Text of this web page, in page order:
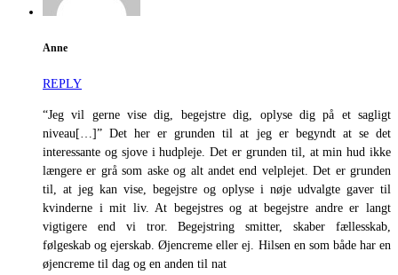
Anne
REPLY
“Jeg vil gerne vise dig, begejstre dig, oplyse dig på et sagligt
niveau[…]” Det her er grunden til at jeg er begyndt at se det
interessante og sjove i hudpleje. Det er grunden til, at min hud ikke
længere er grå som aske og alt andet end velplejet. Det er grunden
til, at jeg kan vise, begejstre og oplyse i nøje udvalgte gaver til
kvinderne i mit liv. At begejstres og at begejstre andre er langt
vigtigere end vi tror. Begejstring smitter, skaber fællesskab,
følgeskab og ejerskab. Øjencreme eller ej. Hilsen en som både har en
øjencreme til dag og en anden til nat